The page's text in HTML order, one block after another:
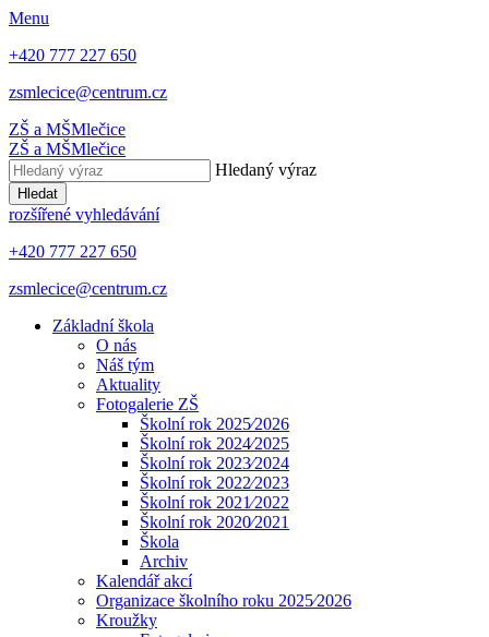
Menu
+420 777 227 650
zsmlecice@centrum.cz
ZŠ a MŠMlečice
ZŠ a MŠMlečice
Hledaný výraz
Hledat
rozšířené vyhledávání
+420 777 227 650
zsmlecice@centrum.cz
Základní škola
O nás
Náš tým
Aktuality
Fotogalerie ZŠ
Školní rok 2025⁄2026
Školní rok 2024⁄2025
Školní rok 2023⁄2024
Školní rok 2022⁄2023
Školní rok 2021⁄2022
Školní rok 2020⁄2021
Škola
Archiv
Kalendář akcí
Organizace školního roku 2025⁄2026
Kroužky